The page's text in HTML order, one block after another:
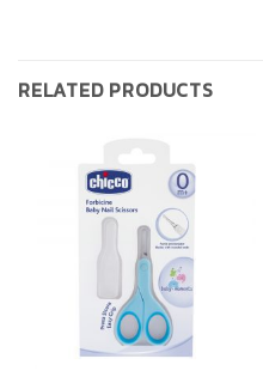
RELATED PRODUCTS